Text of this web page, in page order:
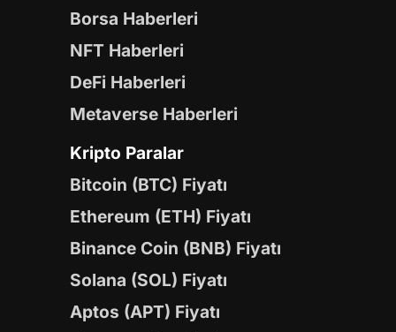
Borsa Haberleri
NFT Haberleri
DeFi Haberleri
Metaverse Haberleri
Kripto Paralar
Bitcoin (BTC) Fiyatı
Ethereum (ETH) Fiyatı
Binance Coin (BNB) Fiyatı
Solana (SOL) Fiyatı
Aptos (APT) Fiyatı